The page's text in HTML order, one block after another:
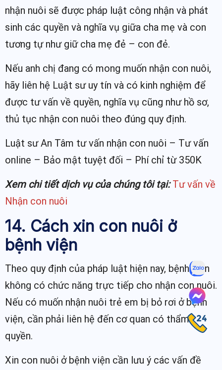
nhận nuôi sẽ được pháp luật công nhận và phát
sinh các quyền và nghĩa vụ giữa cha mẹ và con
tương tự như giữ cha mẹ đẻ – con đẻ.
Nếu anh chị đang có mong muốn nhận con nuôi,
hãy liên hệ Luật sư uy tín và có kinh nghiệm để
được tư vấn về quyền, nghĩa vụ cũng như hồ sơ,
thủ tục nhận con nuôi theo đúng quy định.
Luật sư An Tâm tư vấn nhận con nuôi – Tư vấn
online – Bảo mật tuyệt đối – Phí chỉ từ 350K
Xem chi tiết dịch vụ của chúng tôi tại: Tư vấn về
Nhận con nuôi
14. Cách xin con nuôi ở
bệnh viện
Theo quy định của pháp luật hiện nay, bệnh viện
không có chức năng trực tiếp cho nhận con nuôi.
Nếu có muốn nhận nuôi trẻ em bị bỏ rơi ở bệnh
viện, cần phải liên hệ đến cơ quan có thẩm
quyền.
Xin con nuôi ở bệnh viện cần lưu ý các vấn đề